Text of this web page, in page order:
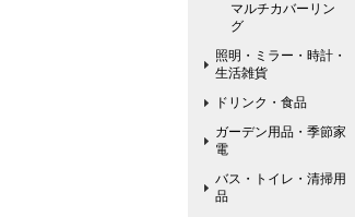
マルチカバーリン
グ
照明・ミラー・時計・
生活雑貨
ドリンク・食品
ガーデン用品・季節家
電
バス・トイレ・清掃用
品